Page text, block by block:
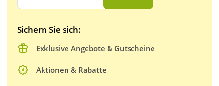
Sichern Sie sich:
Exklusive Angebote & Gutscheine
Aktionen & Rabatte